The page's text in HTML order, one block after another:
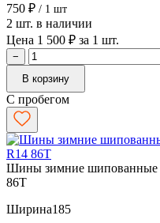
750 ₽ / 1 шт
2 шт. в наличии
Цена 1 500 ₽ за 1 шт.
−
В корзину
С пробегом
Шины зимние шипованные
86T
Ширина185